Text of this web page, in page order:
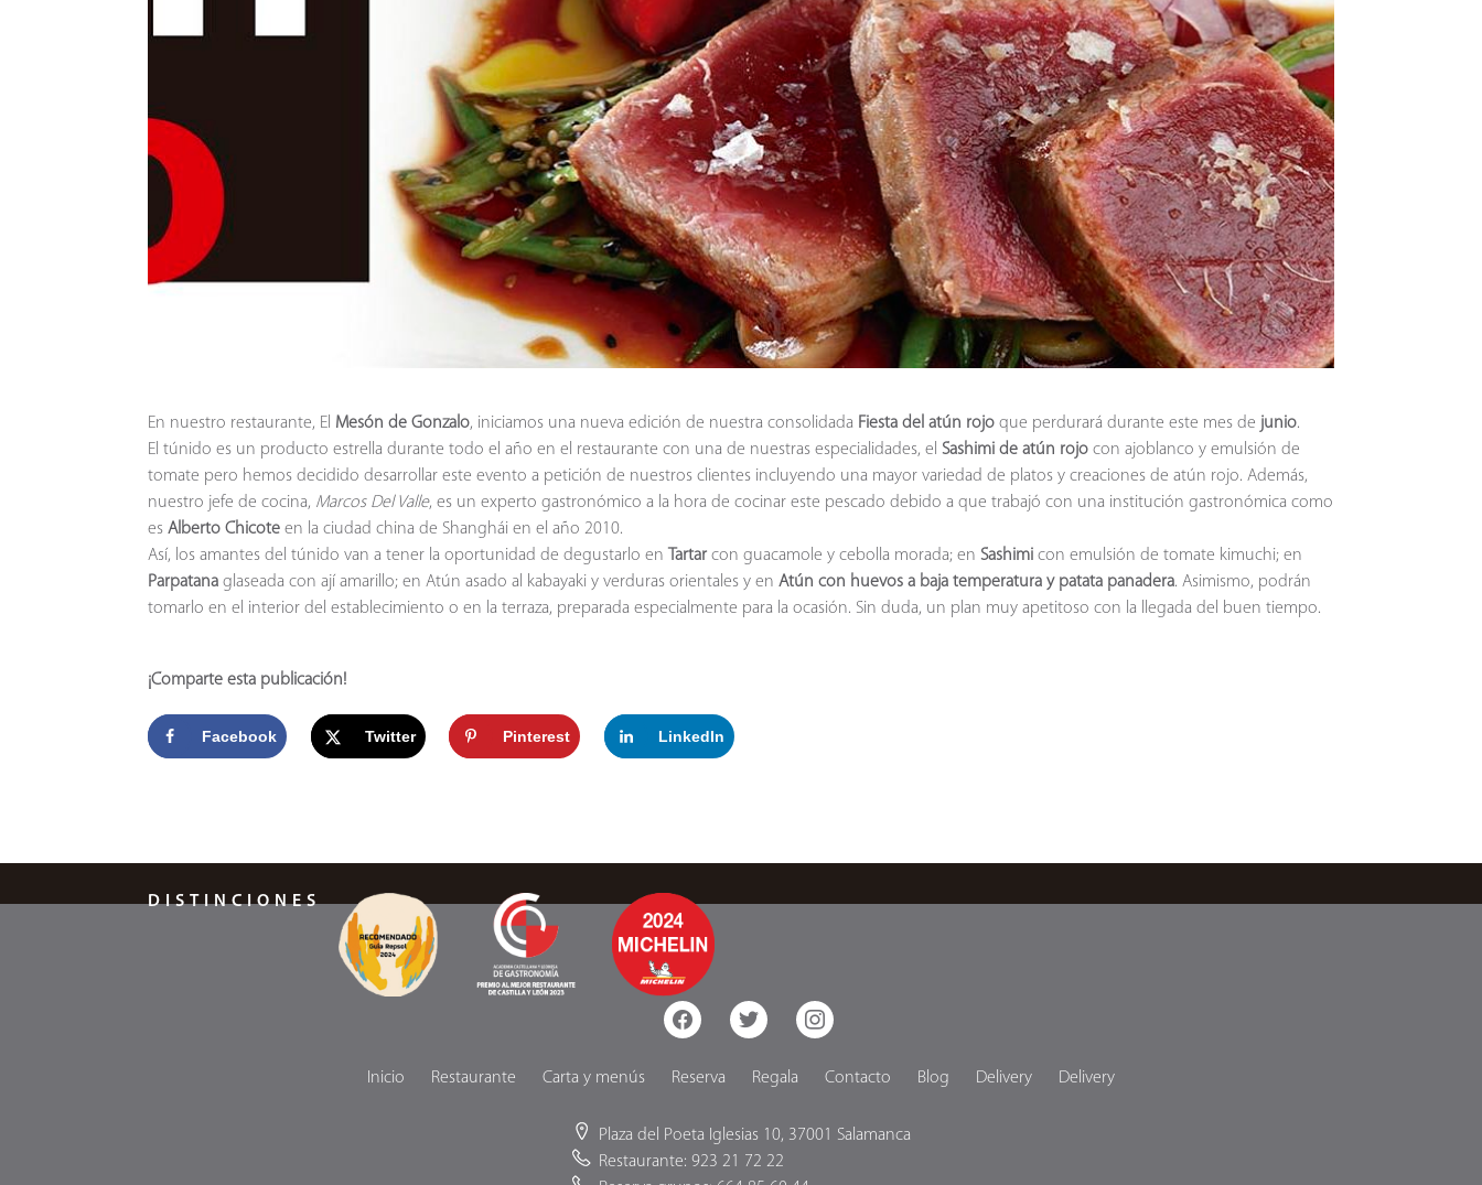
En nuestro restaurante, El Mesón de Gonzalo, iniciamos una nueva edición de nuestra consolidada Fiesta del atún rojo que perdurará durante este mes de junio.
El túnido es un producto estrella durante todo el año en el restaurante con una de nuestras especialidades, elSashimi de atún rojo con ajoblanco y emulsión de
tomate pero hemos decidido desarrollar este evento a petición de nuestros clientes incluyendo una mayor variedad de platos y creaciones de atún rojo. Además,
nuestro jefe de cocina, Marcos Del Valle, es un experto gastronómico a la hora de cocinar este pescado debido a que trabajó con una institución gastronómica como
esAlberto Chicote en la ciudad china de Shanghái en el año 2010.
Así, los amantes del túnido van a tener la oportunidad de degustarlo en
Tartar con guacamole y cebolla morada; enSashimi con emulsión de tomate kimuchi; en
Parpatana glaseada con ají amarillo; en Atún asado al kabayaki y verduras orientales y enAtún con huevos a baja temperatura y patata panadera. Asimismo, podrán
tomarlo en el interior del establecimiento o en la terraza, preparada especialmente para la ocasión. Sin duda, un plan muy apetitoso con la llegada del buen tiempo.
¡Comparte esta publicación!
Facebook Twitter Pinterest LinkedIn
DISTINCIONES
facebook twitter instagram
Inicio Restaurante Carta y menús Reserva Regala Contacto Blog Delivery Delivery
Plaza del Poeta Iglesias 10, 37001 Salamanca
Restaurante: 923 21 72 22